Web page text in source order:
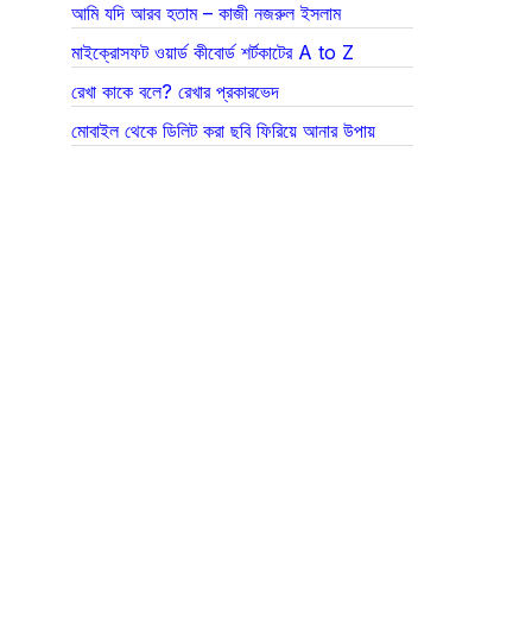
আমি যদি আরব হতাম – কাজী নজরুল ইসলাম
মাইক্রোসফট ওয়ার্ড কীবোর্ড শর্টকাটের A to Z
রেখা কাকে বলে? রেখার প্রকারভেদ
মোবাইল থেকে ডিলিট করা ছবি ফিরিয়ে আনার উপায়